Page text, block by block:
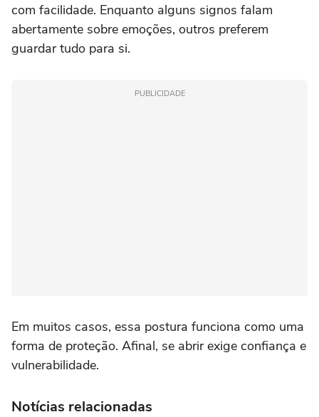
com facilidade. Enquanto alguns signos falam
abertamente sobre emoções, outros preferem
guardar tudo para si.
PUBLICIDADE
Em muitos casos, essa postura funciona como uma
forma de proteção. Afinal, se abrir exige confiança e
vulnerabilidade.
Notícias relacionadas